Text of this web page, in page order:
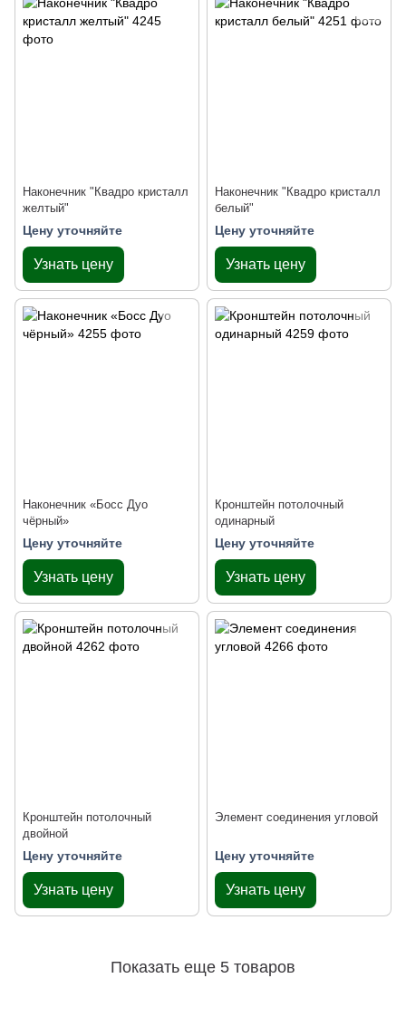
Наконечник "Квадро кристалл
желтый"
Цену уточняйте
Узнать цену
Наконечник "Квадро кристалл
белый"
Цену уточняйте
Узнать цену
Наконечник «Босс Дуо
чёрный»
Цену уточняйте
Узнать цену
Кронштейн потолочный
одинарный
Цену уточняйте
Узнать цену
Кронштейн потолочный
двойной
Цену уточняйте
Узнать цену
Элемент соединения угловой
Цену уточняйте
Узнать цену
Показать еще 5 товаров